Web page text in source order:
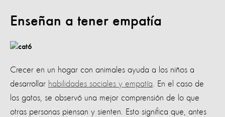
Enseñan a tener empatía
Crecer en un hogar con animales ayuda a los niños a
desarrollar habilidades sociales y empatía . En el caso de
los gatos, se observó una mejor comprensión de lo que
otras personas piensan y sienten. Esto significa que, antes